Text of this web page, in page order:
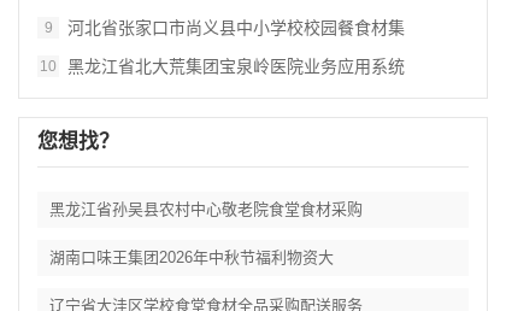
9 河北省张家口市尚义县中小学校校园餐食材集
10 黑龙江省北大荒集团宝泉岭医院业务应用系统
您想找？
黑龙江省孙吴县农村中心敬老院食堂食材采购
湖南口味王集团2026年中秋节福利物资大
辽宁省大洼区学校食堂食材全品采购配送服务